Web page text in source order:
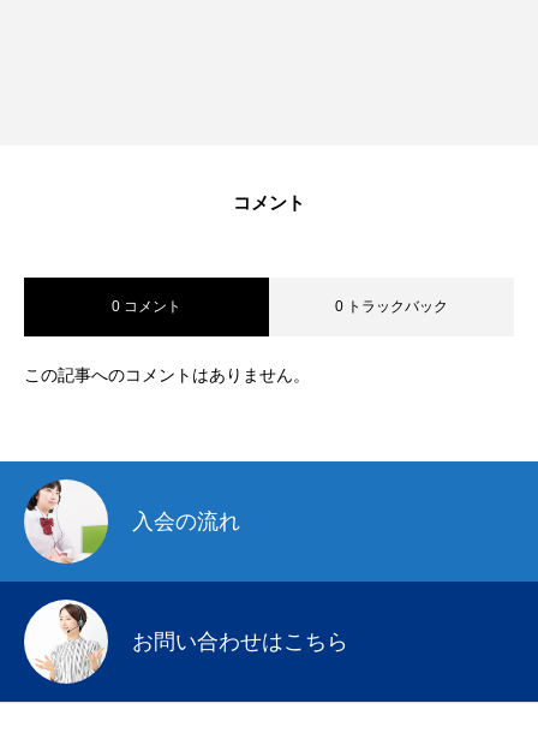
コメント
0 コメント 0 トラックバック
この記事へのコメントはありません。
入会の流れ
お問い合わせはこちら